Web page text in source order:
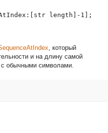
length]-1];
, который
и на длину самой
с обычными символами.